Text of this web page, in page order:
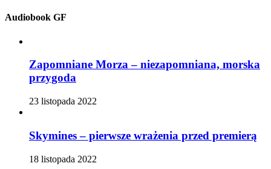
Audiobook GF
Zapomniane Morza – niezapomniana, morska
przygoda
23 listopada 2022
Skymines – pierwsze wrażenia przed premierą
18 listopada 2022